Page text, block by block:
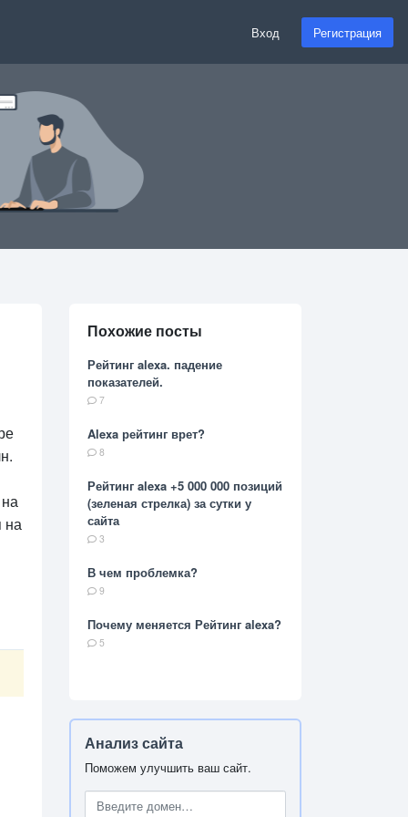
Вход Регистрация
на
Похожие посты
Рейтинг alexa. падение
показателей.
7
Alexa рейтинг врет?
8
Рейтинг alexa +5 000 000 позиций
(зеленая стрелка) за сутки у
сайта
3
В чем проблемка?
9
Почему меняется Рейтинг alexa?
5
Анализ сайта
Поможем улучшить ваш сайт.